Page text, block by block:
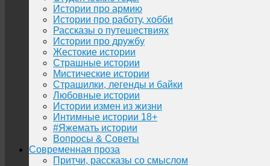
Истории про армию
Истории про работу, хобби
Рассказы о путешествиях
Истории про дружбу
Жестокие истории
Страшные истории
Мистические истории
Страшилки, легенды и байки
Любовные истории
Истории измен из жизни
Интимные истории 18+
#Яжемать истории
Вопросы & Советы
Современная проза
Притчи, рассказы со смыслом